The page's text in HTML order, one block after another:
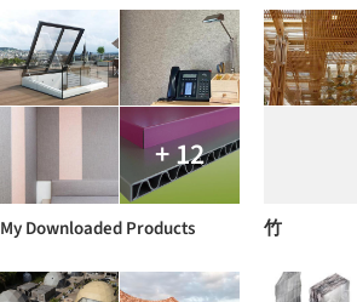
+ 12
My Downloaded Products 竹